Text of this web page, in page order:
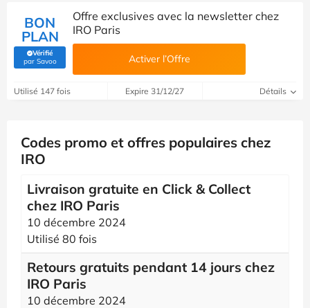
BON
PLAN
Vérifié
par Savoo(Vérifié par Savoo)
Offre exclusives avec la newsletter chez
IRO Paris
Activer l’Offre
Utilisé 147 fois Expire 31/12/27 Détails
Codes promo et offres populaires chez
IRO
Livraison gratuite en Click & Collect
chez IRO Paris
10 décembre 2024
Utilisé 80 fois
Retours gratuits pendant 14 jours chez
IRO Paris
10 décembre 2024